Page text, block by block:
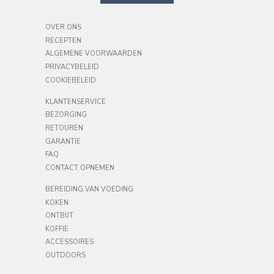
OVER ONS
RECEPTEN
ALGEMENE VOORWAARDEN
PRIVACYBELEID
COOKIEBELEID
KLANTENSERVICE
BEZORGING
RETOUREN
GARANTIE
FAQ
CONTACT OPNEMEN
BEREIDING VAN VOEDING
KOKEN
ONTBIJT
KOFFIE
ACCESSOIRES
OUTDOORS